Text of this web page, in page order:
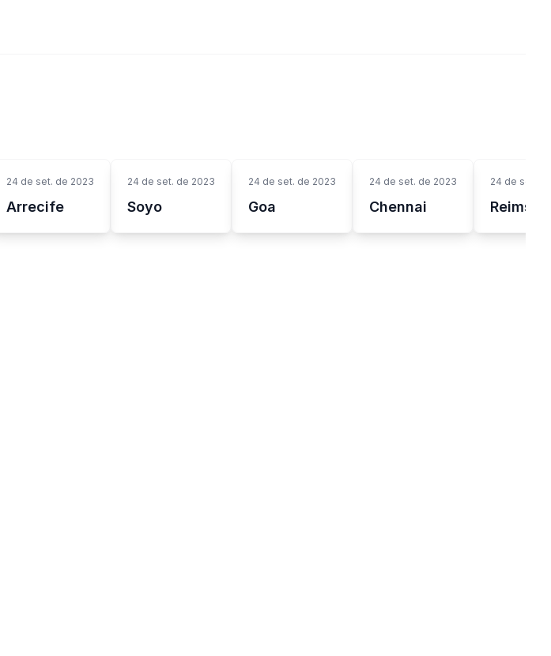
24 de set. de 2023
Arrecife
24 de set. de 2023
Soyo
24 de set. de 2023
Goa
24 de set. de 2023
Chennai
24 de set.
Reims